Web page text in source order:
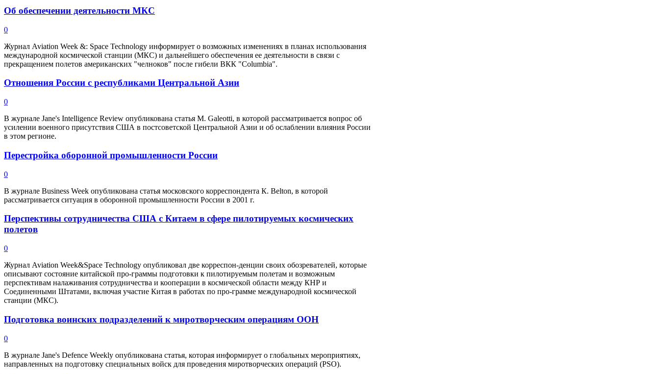
Об обеспечении деятельности МКС
0
Журнал Aviation Week &: Space Technology информирует о возможных изменениях в планах использования
международной космической станции (МКС) и дальнейшего обеспечения ее деятельности в связи с
прекращением полетов американских "челноков" после гибели ВКК "Columbia".
Отношения России с республиками Центральной Азии
0
В журнале Jane's Intelligence Review опубликована статья М. Galeotti, в которой рассматривается вопрос об
усилении военного присутствия США в постсоветской Центральной Азии и об ослаблении влияния России
в этом регионе.
Перестройка оборонной промышленности России
0
В журнале Business Week опубликована статья московского корреспондента К. Belton, в которой
рассматривается ситуация в оборонной промышленности России в 2001 г.
Перспективы сотрудничества США с Китаем в сфере пилотируемых космических
полетов
0
Журнал Aviation Week&Space Technology опубликовал две корреспон-денции своих обозревателей, которые
описывают состояние китайской про-граммы подготовки к пилотируемым полетам и возможным
перспективам налаживания сотрудничества и кооперации в космической области между КНР и
Соединенными Штатами, включая участие Китая в работах по про-грамме международной космической
станции (МКС).
Подготовка воинских подразделений к миротворческим операциям ООН
0
В журнале Jane's Defence Weekly опубликована статья, которая информирует о глобальных мероприятиях,
направленных на подготовку специальных войск для проведения миротворческих операций (PSO).